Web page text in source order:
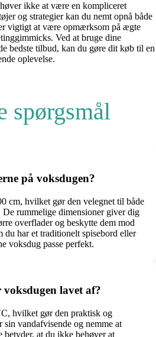
ikke at være en kompliceret
og strategier kan du nemt opnå både
vigtigt at være opmærksom på ægte
Ved at bruge dine
bedste tilbud, kan du gøre dit køb til en
oplevelse.
spørgsmål
på voksdugen?
cm, hvilket gør den velegnet til både
De rummelige dimensioner giver dig
overflader og beskytte dem mod
du har et traditionelt spisebord eller
voksdug passe perfekt.
lavet af?
hvilket gør den praktisk og
vandafvisende og nemme at
betyder, at du ikke behøver at